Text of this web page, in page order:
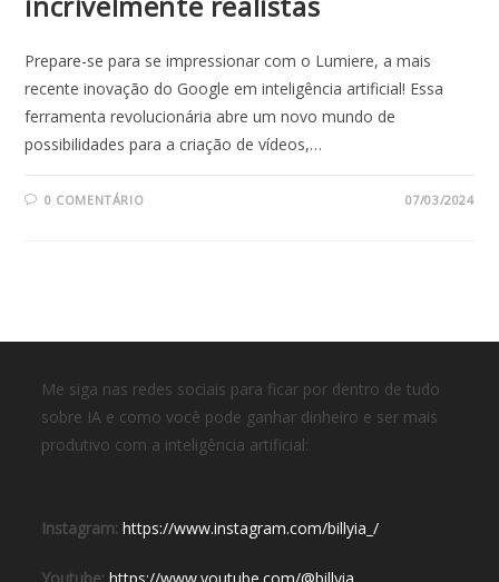
Prepare-se para se impressionar com o Lumiere, a mais
recente inovação do Google em inteligência artificial! Essa
ferramenta revolucionária abre um novo mundo de
possibilidades para a criação de vídeos,…
0 COMENTÁRIO 07/03/2024
Me siga nas redes sociais para ficar por dentro de tudo
sobre IA e como você pode ganhar dinheiro e ser mais
produtivo com a inteligência artificial:
Instagram: https://www.instagram.com/billyia_/